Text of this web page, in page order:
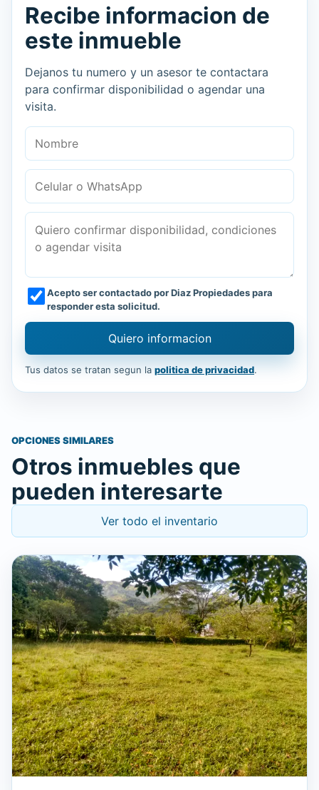
Recibe informacion de
este inmueble
Dejanos tu numero y un asesor te contactara
para confirmar disponibilidad o agendar una
visita.
Nombre
Celular o WhatsApp
Mensaje
Acepto ser contactado por Diaz Propiedades para
responder esta solicitud.
Quiero informacion
Tus datos se tratan segun la politica de privacidad.
OPCIONES SIMILARES
Otros inmuebles que
pueden interesarte
Ver todo el inventario